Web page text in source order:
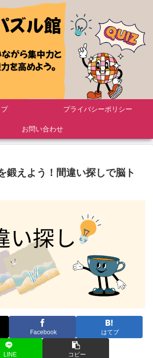
プライバシーポリシー
お問い合わせ
鍛えよう！間違い探しで脳ト
Facebook はてブ
LINE コピー